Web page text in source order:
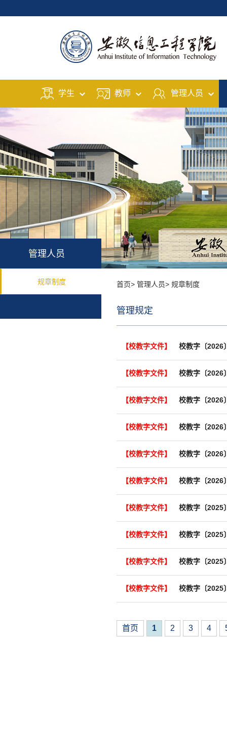
学生 教师 管理人员
规章制度
管理人员
首页> 管理人员> 规章制度
管理规定
【校教字文件】
【校教字文件】
【校教字文件】 校教字〔2026
【校教字文件】 校教字〔2026
【校教字文件】 校教字〔2026
【校教字文件】 校教字〔2026
【校教字文件】
【校教字文件】
【校教字文件】
【校教字文件】 校教字〔2025
首页 1 2 3 4